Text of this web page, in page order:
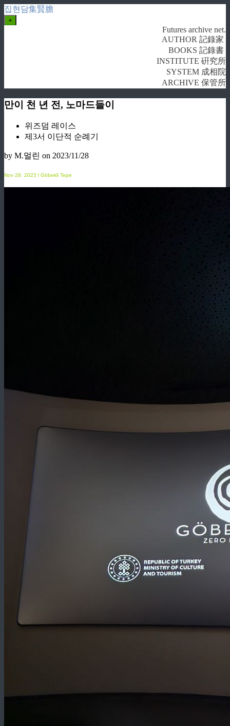
집현담集賢膽
+
Futures archive net.
AUTHOR 記錄家
BOOKS 記錄書
INSTITUTE 硏究所
SYSTEM 成相院
ARCHIVE 保管所
만이 천 년 전, 노마드들이
위즈덤 레이스
제3서 이단적 순례기
by M.멀린 on 2023/11/28
Nov 28. 2023 l Göbekli Tepe